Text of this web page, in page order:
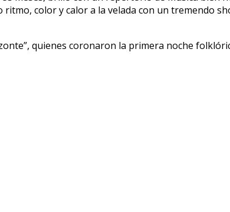
color y calor a la velada con un tremendo
quienes coronaron la primera noche